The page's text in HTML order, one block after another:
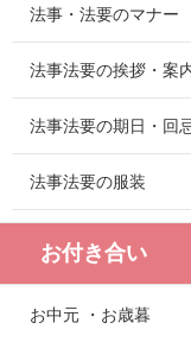
法事・法要のマナー
法事法要の挨拶・案
法事法要の期日・回
法事法要の服装
お付き合い
お中元 ・お歳暮